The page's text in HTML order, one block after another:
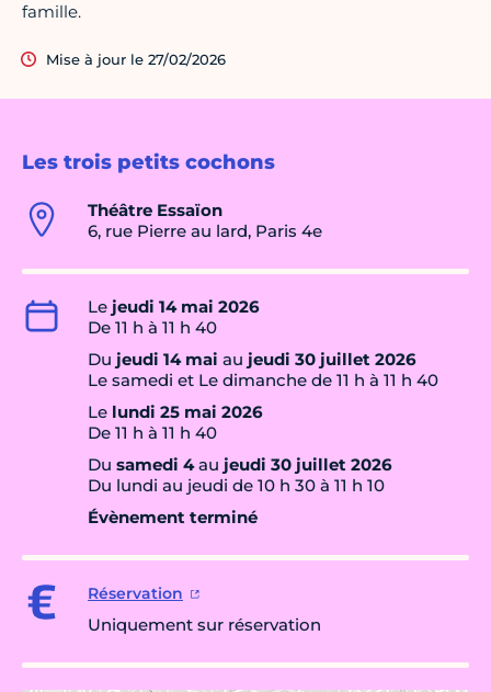
Les trois petits cochons
Théâtre Essaïon
6, rue Pierre au lard, Paris 4e
Le jeudi 14 mai 2026
De 11 h à 11 h 40
Du jeudi 14 mai au jeudi 30 juillet 2026
Le samedi et Le dimanche de 11 h à 11 h 40
Le lundi 25 mai 2026
De 11 h à 11 h 40
Du samedi 4au jeudi 30 juillet 2026
Du lundi au jeudi de 10 h 30 à 11 h 10
Évènement terminé
Réservation
Uniquement sur réservation
famille.
Mise à jour le 27/02/2026